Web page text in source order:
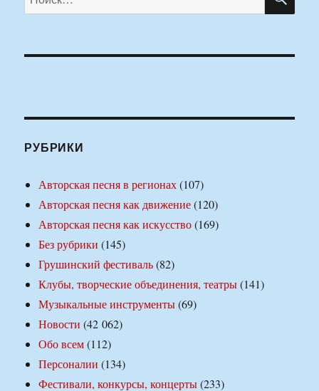
РУБРИКИ
Авторская песня в регионах(107)
Авторская песня как движение(120)
Авторская песня как искусство(169)
Без рубрики (145)
Грушинский фестиваль(82)
Клубы, творческие объединения, театры(141)
Музыкальные инструменты(69)
Новости (42 062)
Обо всем(112)
Персоналии (134)
Фестивали, конкурсы, концерты(233)